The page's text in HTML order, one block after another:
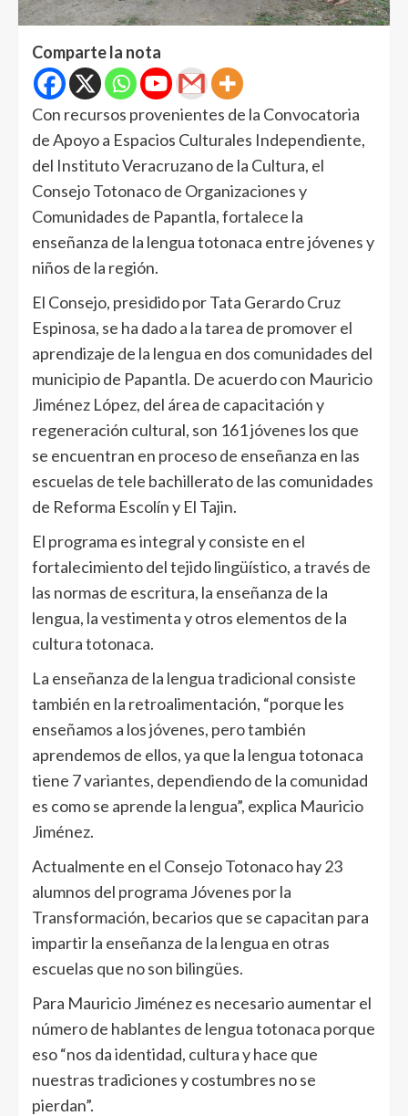
Comparte la nota
Con recursos provenientes de la Convocatoria
de Apoyo a Espacios Culturales Independiente,
del Instituto Veracruzano de la Cultura, el
Consejo Totonaco de Organizaciones y
Comunidades de Papantla, fortalece la
enseñanza de la lengua totonaca entre jóvenes y
niños de la región.
El Consejo, presidido por Tata Gerardo Cruz
Espinosa, se ha dado a la tarea de promover el
aprendizaje de la lengua en dos comunidades del
municipio de Papantla. De acuerdo con Mauricio
Jiménez López, del área de capacitación y
regeneración cultural, son 161 jóvenes los que
se encuentran en proceso de enseñanza en las
escuelas de tele bachillerato de las comunidades
de Reforma Escolín y El Tajin.
El programa es integral y consiste en el
fortalecimiento del tejido lingüístico, a través de
las normas de escritura, la enseñanza de la
lengua, la vestimenta y otros elementos de la
cultura totonaca.
La enseñanza de la lengua tradicional consiste
también en la retroalimentación, “porque les
enseñamos a los jóvenes, pero también
aprendemos de ellos, ya que la lengua totonaca
tiene 7 variantes, dependiendo de la comunidad
es como se aprende la lengua”, explica Mauricio
Jiménez.
Actualmente en el Consejo Totonaco hay 23
alumnos del programa Jóvenes por la
Transformación, becarios que se capacitan para
impartir la enseñanza de la lengua en otras
escuelas que no son bilingües.
Para Mauricio Jiménez es necesario aumentar el
número de hablantes de lengua totonaca porque
eso “nos da identidad, cultura y hace que
nuestras tradiciones y costumbres no se
pierdan”.